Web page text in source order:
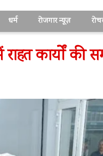
धर्म रोजगार न्यूज़
कार्यों की